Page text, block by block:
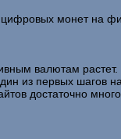
монет на
валютам
из первых шагов
достаточно